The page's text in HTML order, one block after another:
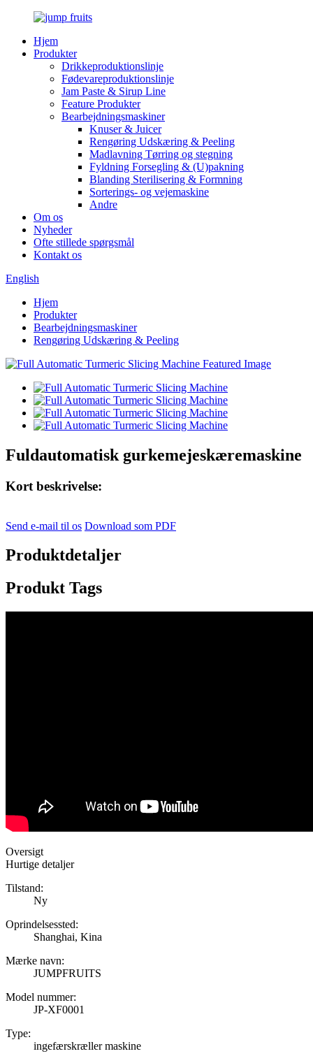
Hjem
Produkter
Drikkeproduktionslinje
Fødevareproduktionslinje
Jam Paste & Sirup Line
Feature Produkter
Bearbejdningsmaskiner
Knuser & Juicer
Rengøring Udskæring & Peeling
Madlavning Tørring og stegning
Fyldning Forsegling & (U)pakning
Blanding Sterilisering & Formning
Sorterings- og vejemaskine
Andre
Om os
Nyheder
Ofte stillede spørgsmål
Kontakt os
English
Hjem
Produkter
Bearbejdningsmaskiner
Rengøring Udskæring & Peeling
Fuldautomatisk gurkemejeskæremaskine
Kort beskrivelse:
Send e-mail til os Download som PDF
Produktdetaljer
Produkt Tags
Oversigt
Hurtige detaljer
Tilstand:
Ny
Oprindelsessted:
Shanghai, Kina
Mærke navn:
JUMPFRUITS
Model nummer:
JP-XF0001
Type:
ingefærskræller maskine